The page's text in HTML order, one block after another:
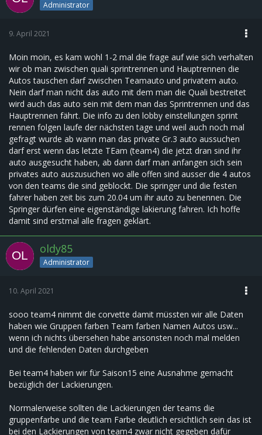
Administrator
9. April 2021
Moin moin, es kam wohl 1-2 mal die frage auf wie sich verhalten
wir ob man zwischen quali sprintrennen und Hauptrennen die
Autos tauschen darf zwischen Teamauto und privatem auto.
Nein darf man nicht das auto mit dem man die Quali bestreitet
wird auch das auto sein mit dem man das Sprintrennen und das
Hauptrennen fährt. Die info zu den lobby einstellungen sprint
rennen folgen laufe der nächsten tage und weil auch noch mal
gefragt wurde ab wann man das private Gr.3 auto aussuchen
darf erst wenn das letzte TEam (team4) die jetzt dran sind ihr
auto ausgesucht haben, ab dann darf man anfangen sich sein
privates auto auszusuchen wo alle offen sind ausser die 4 autos
von den teams die sind geblockt. Die springer und die festen
fahrer haben zeit bis zum 20.04 um ihr auto zu benennen. Die
Springer dürfen eine eigenständige lakierung fahren. Ich hoffe
damit sind erstmal alle fragen geklärt.
oldy85
Administrator
10. April 2021
sooo team4 nimmt die corvette damit müssten wir alle Daten
haben wie Gruppen farben Team farben Namen Autos usw...
wenn ich nichts übersehen habe ansonsten noch mal melden
und die fehlenden Daten durchgeben
Bei team4 haben wir für Saison15 eine Ausnahme gemacht
bezüglich der Lackierungen.
Normalerweise sollten die Lackierungen der teams die
gruppenfarbe und die team Farbe deutlich ersichtlich sein das ist
bei den Lackierungen von team4 zwar nicht gegeben dafür